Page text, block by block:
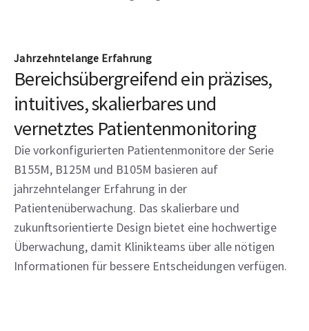
Jahrzehntelange Erfahrung
Bereichsübergreifend ein präzises,
intuitives, skalierbares und
vernetztes Patientenmonitoring
Die vorkonfigurierten Patientenmonitore der Serie
B155M, B125M und B105M basieren auf
jahrzehntelanger Erfahrung in der
Patientenüberwachung. Das skalierbare und
zukunftsorientierte Design bietet eine hochwertige
Überwachung, damit Klinikteams über alle nötigen
Informationen für bessere Entscheidungen verfügen.